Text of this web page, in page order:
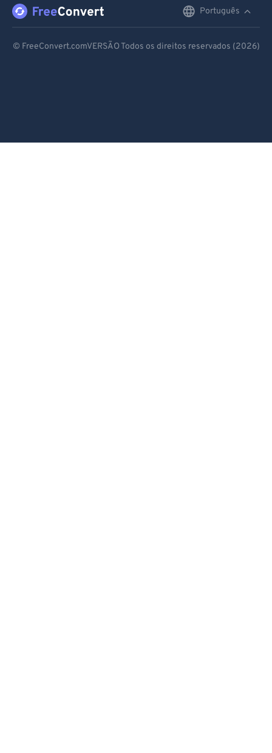
Português
© FreeConvert.comVERSÃO Todos os direitos reservados (2026)